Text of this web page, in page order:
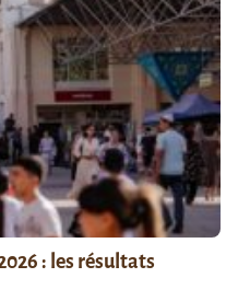
: les résultats